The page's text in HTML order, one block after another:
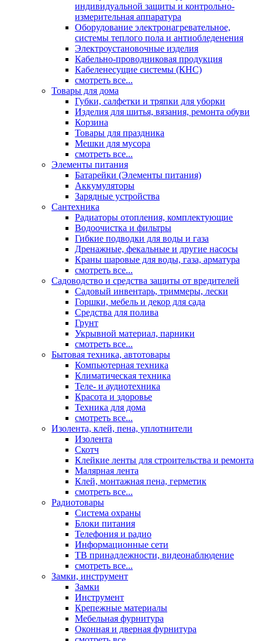
индивидуальной защиты и контрольно-
измерительная аппаратура
Оборудование электронагревательное,
системы теплого пола и антиобледенения
Электроустановочные изделия
Кабельно-проводниковая продукция
Кабеленесущие системы (КНС)
смотреть все...
Товары для дома
Губки, салфетки и тряпки для уборки
Изделия для шитья, вязания, ремонта обуви
Корзина
Товары для праздника
Мешки для мусора
смотреть все...
Элементы питания
Батарейки (Элементы питания)
Аккумуляторы
Зарядные устройства
Сантехника
Радиаторы отопления, комплектующие
Водоочистка и фильтры
Гибкие подводки для воды и газа
Дренажные, фекальные и другие насосы
Краны шаровые для воды, газа, арматура
смотреть все...
Садоводство и средства защиты от вредителей
Садовый инвентарь, триммеры, лески
Горшки, мебель и декор для сада
Средства для полива
Грунт
Укрывной материал, парники
смотреть все...
Бытовая техника, автотовары
Компьютерная техника
Климатическая техника
Теле- и аудиотехника
Красота и здоровье
Техника для дома
смотреть все...
Изолента, клей, пена, уплотнители
Изолента
Скотч
Клейкие ленты для строительства и ремонта
Малярная лента
Клей, монтажная пена, герметик
смотреть все...
Радиотовары
Система охраны
Блоки питания
Телефония и радио
Информационные сети
ТВ принадлежности, видеонаблюдение
смотреть все...
Замки, инструмент
Замки
Инструмент
Крепежные материалы
Мебельная фурнитура
Оконная и дверная фурнитура